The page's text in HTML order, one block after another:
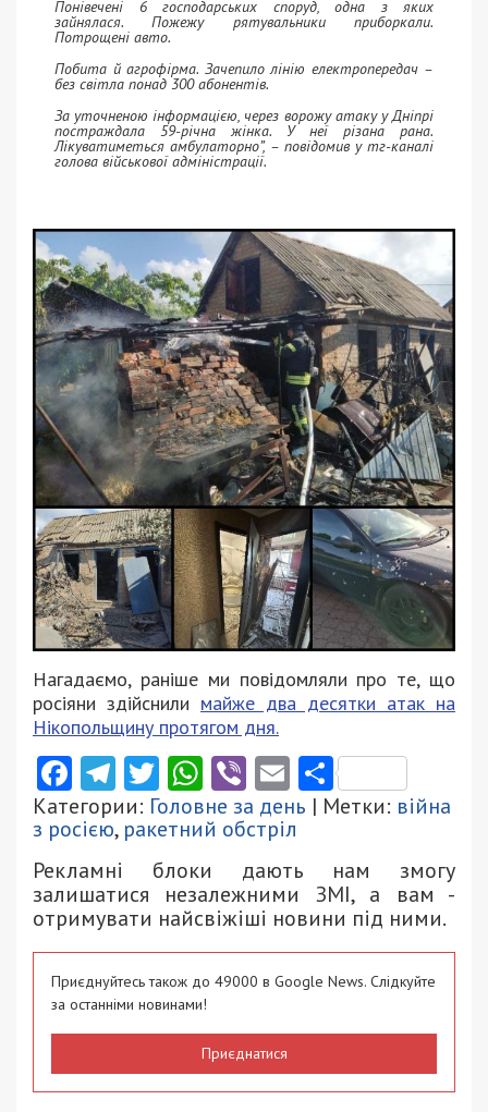
Понівечені 6 господарських споруд, одна з яких
зайнялася. Пожежу рятувальники приборкали.
Потрощені авто.
Побита й агрофірма. Зачепило лінію електропередач –
без світла понад 300 абонентів.
За уточненою інформацією, через ворожу атаку у Дніпрі
постраждала 59-річна жінка. У неї різана рана.
Лікуватиметься амбулаторно”, – повідомив у тг-каналі
голова військової адміністрації.
Нагадаємо, раніше ми повідомляли про те, що
росіяни здійснили майже два десятки атак на
Нікопольщину протягом дня.
Facebook
Telegram
Twitter
WhatsApp
ViberEmail
Категории: Головне за день | Метки: війна
з росією, ракетний обстріл
Рекламні блоки дають нам змогу
залишатися незалежними ЗМІ, а вам -
отримувати найсвіжіші новини під ними.
Приєднуйтесь також до 49000 в Google News. Слідкуйте
за останніми новинами!
Приєднатися